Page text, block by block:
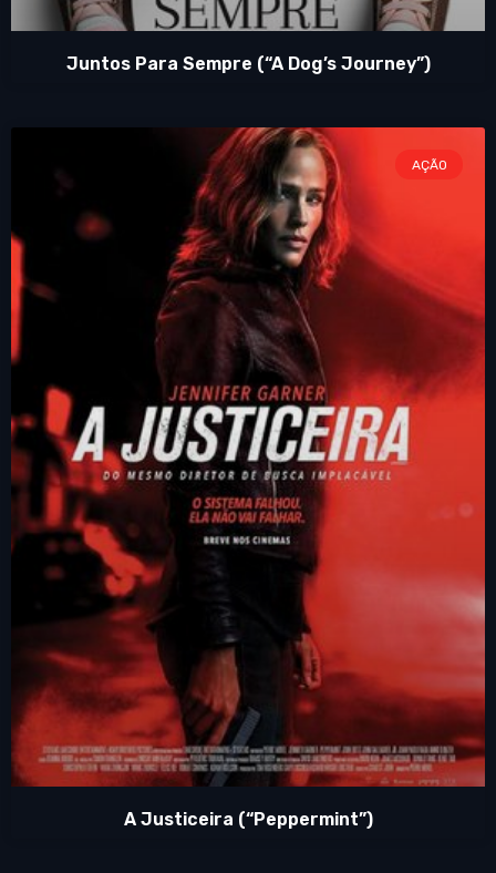
Juntos Para Sempre (“A Dog’s Journey”)
AÇÃO
A Justiceira (“Peppermint”)